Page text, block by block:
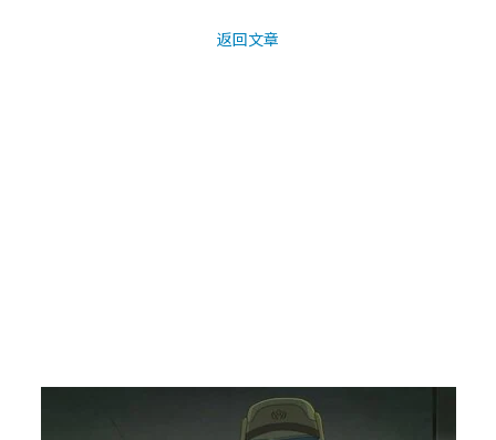
返回文章